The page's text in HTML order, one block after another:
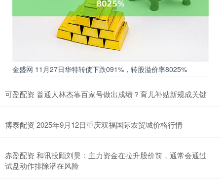
金盛网 11月27日华特转债下跌091%，转股溢价率8025%
可盈配资 普通人林杰靠百家号做出成绩？育儿补贴新规成关键
博泰配资 2025年9月12日重庆双福国际农贸城价格行情
赤盈配资 和讯投顾刘昊：主力资金在拉升股价前，通常会通过
试盘动作排除潜在风险